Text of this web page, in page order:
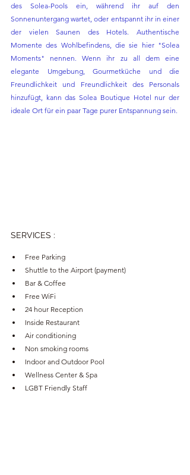
des Solea-Pools ein, während ihr auf den
Sonnenuntergang wartet, oder entspannt ihr in einer
der vielen Saunen des Hotels. Authentische
Momente des Wohlbefindens, die sie hier "Solea
Moments" nennen. Wenn ihr zu all dem eine
elegante Umgebung, Gourmetküche und die
Freundlichkeit und Freundlichkeit des Personals
hinzufügt, kann das Solea Boutique Hotel nur der
ideale Ort für ein paar Tage purer Entspannung sein.
SERVICES :
Free Parking
Shuttle to the Airport (payment)
Bar & Coffee
Free WiFi
24 hour Reception
Inside Restaurant
Air conditioning
Non smoking rooms
Indoor and Outdoor Pool
Wellness Center & Spa
LGBT Friendly Staff